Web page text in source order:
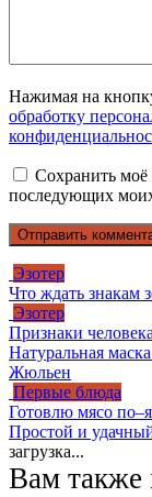
Нажимая на
обработку
Сохранить моё
последующих
Эзотер
Что ждать знакам
Эзотер
Признаки
Натуральная
Жюльен
Первые блюда
Готовлю мясо
Простой и
загрузка...
Вам также